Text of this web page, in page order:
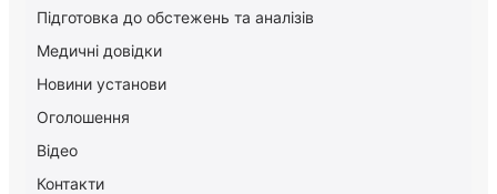
Підготовка до обстежень та аналізів
Медичні довідки
Новини установи
Оголошення
Відео
Контакти